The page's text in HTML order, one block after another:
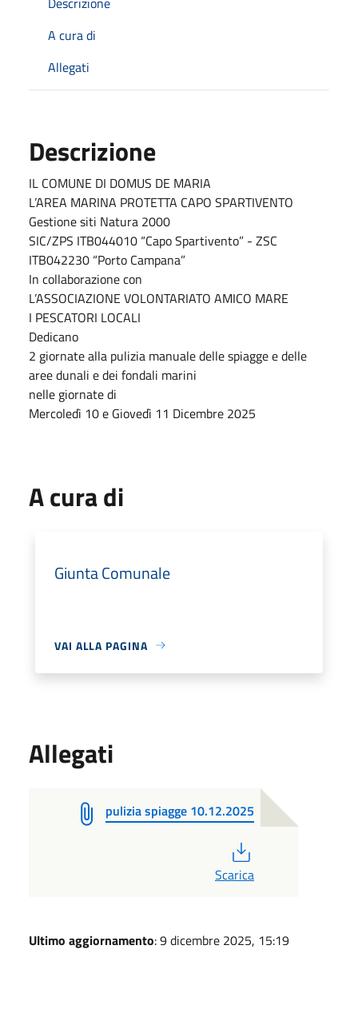
A cura di
Allegati
Descrizione
IL COMUNE DI DOMUS DE MARIA
L’AREA MARINA PROTETTA CAPO SPARTIVENTO
Gestione siti Natura 2000
SIC/ZPS ITB044010 “Capo Spartivento” - ZSC
ITB042230 “Porto Campana”
In collaborazione con
L’ASSOCIAZIONE VOLONTARIATO AMICO MARE
I PESCATORI LOCALI
Dedicano
2 giornate alla pulizia manuale delle spiagge e delle
aree dunali e dei fondali marini
nelle giornate di
Mercoledì 10 e Giovedì 11 Dicembre 2025
A cura di
Giunta Comunale
VAI ALLA PAGINA
Allegati
pulizia spiagge 10.12.2025
Scarica
Ultimo aggiornamento: 9 dicembre 2025, 15:19